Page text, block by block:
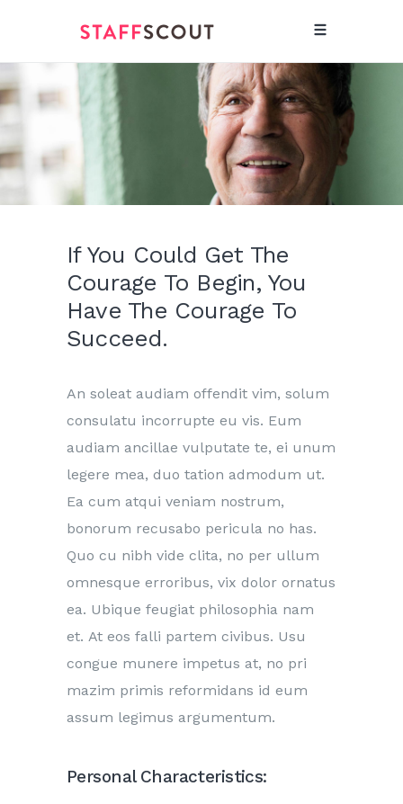
If You Could Get The
Courage To Begin, You
Have The Courage To
Succeed.
An soleat audiam offendit vim, solum
consulatu incorrupte eu vis. Eum
audiam ancillae vulputate te, ei unum
legere mea, duo tation admodum ut.
Ea cum atqui veniam nostrum,
bonorum recusabo pericula no has.
Quo cu nibh vide clita, no per ullum
omnesque erroribus, vix dolor ornatus
ea. Ubique feugiat philosophia nam
et. At eos falli partem civibus. Usu
congue munere impetus at, no pri
mazim primis reformidans id eum
assum legimus argumentum.
Personal Characteristics: